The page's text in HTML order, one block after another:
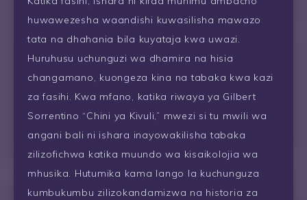
huwawezesha waandishi kuwasilisha mawazo
tata na dhahania bila kuyataja kwa uwazi.
Huruhusu uchunguzi wa dhamira na hisia
changamano, kuongeza kina na tabaka kwa kazi
za fasihi. Kwa mfano, katika riwaya ya Gilbert
Sorrentino “Chini ya Kivuli,” mwezi si tu mwili wa
angani bali ni ishara inayowakilisha tabaka
zilizofichwa katika muundo wa kisaikolojia wa
mhusika. Hutumika kama lango la kuchunguza
kumbukumbu zilizokandamizwa na historia za